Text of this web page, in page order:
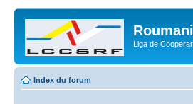
Liga de
Index du forum